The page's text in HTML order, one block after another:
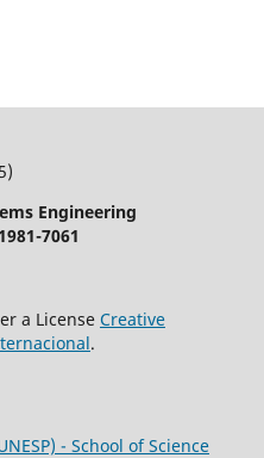
Engineering
7061
a License Creative
.
- School of Science